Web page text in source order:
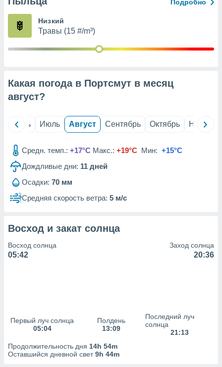
из
рекламы
сведения
Подробно
Низкий
Травы (15 #/m³)
Какая погода в Портсмут в месяц
август?
Июнь Июль Август Сентябрь Октябрь Ноябрь
Средн. темп.: +17°C Макс.: +19°C Мин: +15°C
Дождливые дни: 11 дней
Осадки: 70 мм
Средняя скорость ветра: 5 м/с
Восход и закат солнца
Восход солнца
05:42
Заход солнца
20:36
Первый луч солнца
05:04
Полдень
13:09
Последний луч
солнца
21:13
Продолжительность дня 14h 54m
Оставшийся дневной свет9h 44m